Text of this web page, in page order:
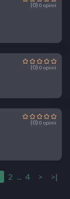
(0) 0 opinii
(0) 0 opinii
(0) 0 opinii
2 4 > >|